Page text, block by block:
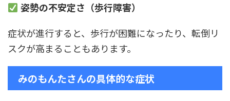
姿勢の不安定さ（歩行障害）
症状が進行すると、歩行が困難になったり、転倒リ
スクが高まることもあります。
みのもんたさんの具体的な症状